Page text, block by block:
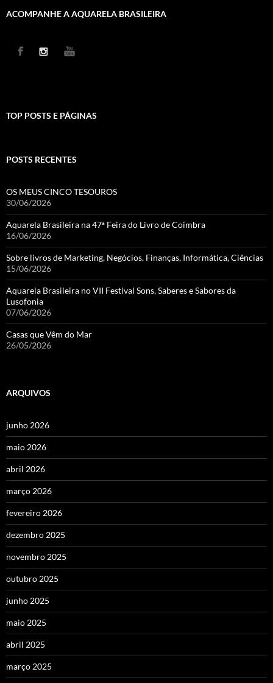
ACOMPANHE A AQUARELA BRASILEIRA
TOP POSTS E PÁGINAS
POSTS RECENTES
OS MEUS CINCO TESOUROS
30/06/2026
Aquarela Brasileira na 47ª Feira do Livro de Coimbra
16/06/2026
Sobre livros de Marketing, Negócios, Finanças, Informática, Ciências
15/06/2026
Aquarela Brasileira no VII Festival Sons, Saberes e Sabores da
Lusofonia
07/06/2026
Casas que Vêm do Mar
26/05/2026
ARQUIVOS
junho 2026
maio 2026
abril 2026
março 2026
fevereiro 2026
dezembro 2025
novembro 2025
outubro 2025
junho 2025
maio 2025
abril 2025
março 2025